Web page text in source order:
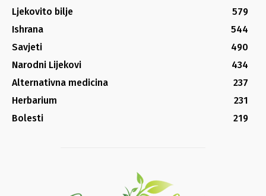
Ljekovito bilje
579
Ishrana
544
Savjeti
490
Narodni Lijekovi
434
Alternativna medicina
237
Herbarium
231
Bolesti
219